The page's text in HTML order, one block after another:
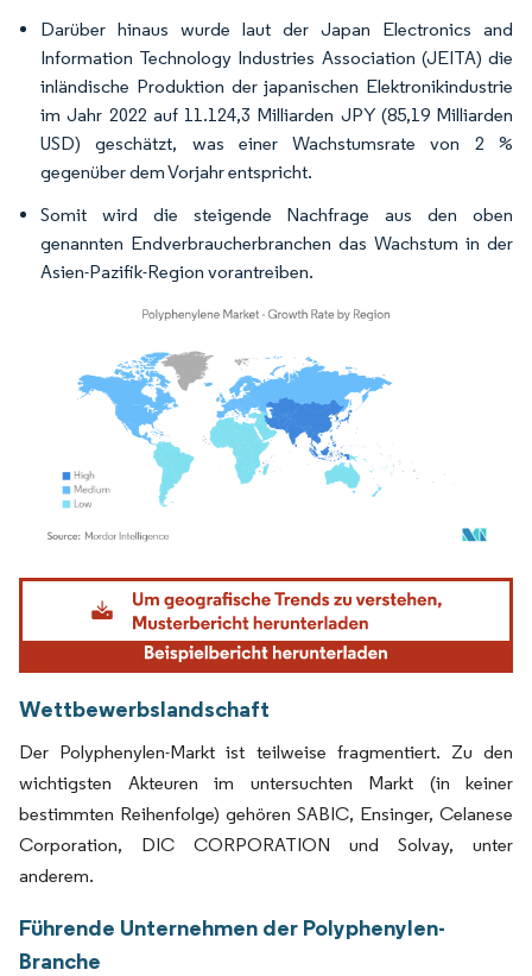
Darüber hinaus wurde laut der Japan Electronics and
Information Technology Industries Association (JEITA) die
inländische Produktion der japanischen Elektronikindustrie
im Jahr 2022 auf 11.124,3 Milliarden JPY (85,19 Milliarden
USD) geschätzt, was einer Wachstumsrate von 2 %
gegenüber dem Vorjahr entspricht.
Somit wird die steigende Nachfrage aus den oben
genannten Endverbraucherbranchen das Wachstum in der
Asien-Pazifik-Region vorantreiben.
Bild © Mordor Intelligence. Wiederverwendung erfordert Namensnennung gemäß
Wettbewerbslandschaft
Der Polyphenylen-Markt ist teilweise fragmentiert. Zu den
wichtigsten Akteuren im untersuchten Markt (in keiner
bestimmten Reihenfolge) gehören SABIC, Ensinger, Celanese
Corporation, DIC CORPORATION und Solvay, unter
anderem.
Führende Unternehmen der Polyphenylen-
Branche